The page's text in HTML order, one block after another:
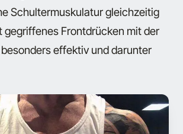
Schultermuskulatur gleichzeitig
gegriffenes Frontdrücken mit der
effektiv und darunter